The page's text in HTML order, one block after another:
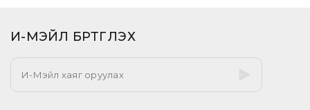
И-МЭЙЛ БҮРТГҮҮЛЭХ​